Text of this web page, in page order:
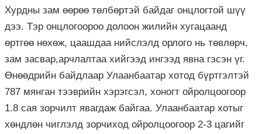
Хурдны зам өөрөө төлбөртэй байдаг онцлогтой шүү
дээ. Тэр онцлогоороо долоон жилийн хугацаанд
өртгөө нөхөж, цаашдаа нийслэлд орлого нь төвлөрч,
зам засвар,арчлалтаа хийгээд ингээд явна гэсэн үг.
Өнөөдрийн байдлаар Улаанбаатар хотод бүртгэлтэй
787 мянган тээврийн хэрэгсэл, хоногт ойролцоогоор
1.8 сая зорчилт явагдаж байгаа. Улаанбаатар хотыг
хөндлөн чиглэлд зорчиход ойролцоогоор 2-3 цагийг